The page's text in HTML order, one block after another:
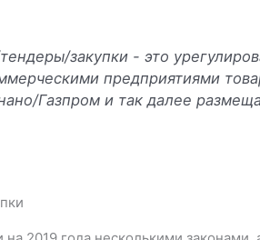
закупки - это
предприятиями
Газпром и так далее